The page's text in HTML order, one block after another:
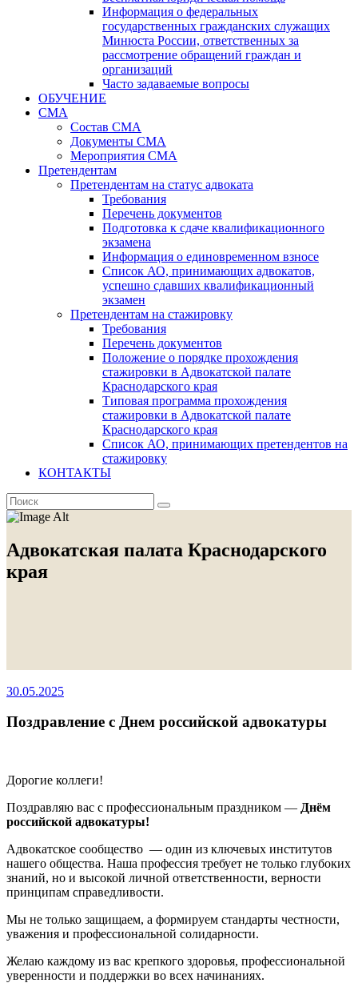
Информация о федеральных
государственных гражданских служащих
Минюста России, ответственных за
рассмотрение обращений граждан и
организаций
Часто задаваемые вопросы
ОБУЧЕНИЕ
СМА
Состав СМА
Документы СМА
Мероприятия СМА
Претендентам
Претендентам на статус адвоката
Требования
Перечень документов
Подготовка к сдаче квалификационного
экзамена
Информация о единовременном взносе
Список АО, принимающих адвокатов,
успешно сдавших квалификационный
экзамен
Претендентам на стажировку
Требования
Перечень документов
Положение о порядке прохождения
стажировки в Адвокатской палате
Краснодарского края
Типовая программа прохождения
стажировки в Адвокатской палате
Краснодарского края
Список АО, принимающих претендентов на
стажировку
КОНТАКТЫ
Адвокатская палата Краснодарского
края
30.05.2025
Поздравление с Днем российской адвокатуры
Дорогие коллеги!
Поздравляю вас с профессиональным праздником — Днём
российской адвокатуры!
Адвокатское сообщество — один из ключевых институтов
нашего общества. Наша профессия требует не только глубоких
знаний, но и высокой личной ответственности, верности
принципам справедливости.
Мы не только защищаем, а формируем стандарты честности,
уважения и профессиональной солидарности.
Желаю каждому из вас крепкого здоровья, профессиональной
уверенности и поддержки во всех начинаниях.